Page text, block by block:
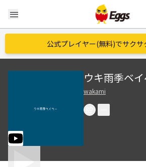
menu
公式プレイヤー(無料)でサクサ
ウキ雨季ベ
wakami